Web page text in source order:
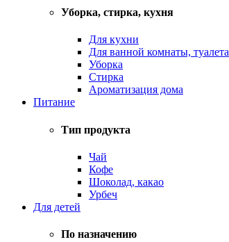
Уборка, стирка, кухня
Для кухни
Для ванной комнаты, туалета
Уборка
Стирка
Ароматизация дома
Питание
Тип продукта
Чай
Кофе
Шоколад, какао
Урбеч
Для детей
По назначению